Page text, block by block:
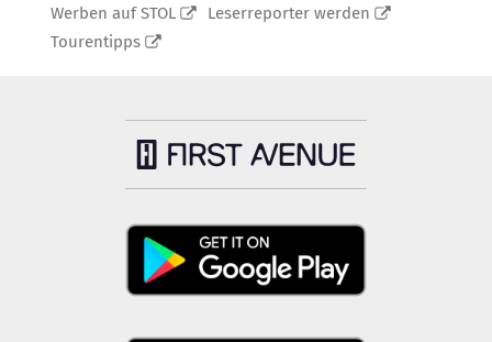
Werben auf STOL
Leserreporter werden
Tourentipps